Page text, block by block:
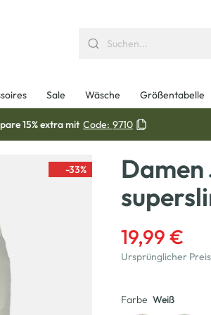
Sale Wäsche Größentabelle
15% extra mit Code: 9710
-33%
19,99 €
Ursprünglicher
Farbe Weiß